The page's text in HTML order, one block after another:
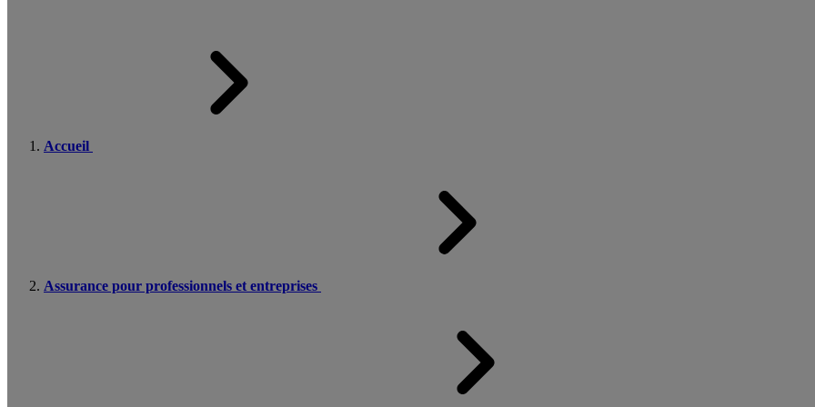
Accueil
Assurance pour professionnels et entreprises